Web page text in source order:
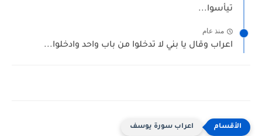
تيأسوا...
منذ عام
اعراب وقال يا بني لا تدخلوا من باب واحد وادخلوا...
اعراب سورة يوسف